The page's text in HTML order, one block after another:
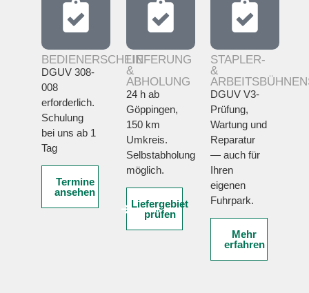
BEDIENERSCHEIN
DGUV 308-
008
erforderlich.
Schulung
bei uns ab 1
Tag
Termine
ansehen
LIEFERUNG
&
ABHOLUNG
24 h ab
Göppingen,
150 km
Umkreis.
Selbstabholung
möglich.
Liefergebiet
prüfen
STAPLER-
&
DGUV V3-
Prüfung,
Wartung und
Reparatur
— auch für
Ihren
eigenen
Fuhrpark.
Mehr
erfahren